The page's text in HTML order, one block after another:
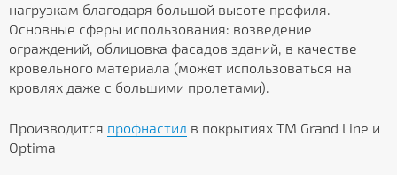
нагрузкам благодаря большой высоте профиля.
Основные сферы использования: возведение
ограждений, облицовка фасадов зданий, в качестве
кровельного материала (может использоваться на
кровлях даже с большими пролетами).
Производится профнастил в покрытиях ТМ Grand Line и
Optima